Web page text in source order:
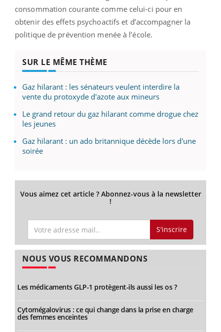
consommation courante comme celui-ci pour en
obtenir des effets psychoactifs et d’accompagner la
politique de prévention menée à l’école.
SUR LE MÊME THÈME
Gaz hilarant : les sénateurs veulent interdire la
vente du protoxyde d'azote aux mineurs
Le grand retour du gaz hilarant comme drogue chez
les jeunes
Gaz hilarant : un ado britannique décède lors d'une
soirée
Vous aimez cet article ? Abonnez-vous à la newsletter
!
S'inscrire
NOUS VOUS RECOMMANDONS
Les médicaments GLP-1 protègent-ils aussi les os ?
Cytomégalovirus : ce qui change dans la prise en charge
des femmes enceintes